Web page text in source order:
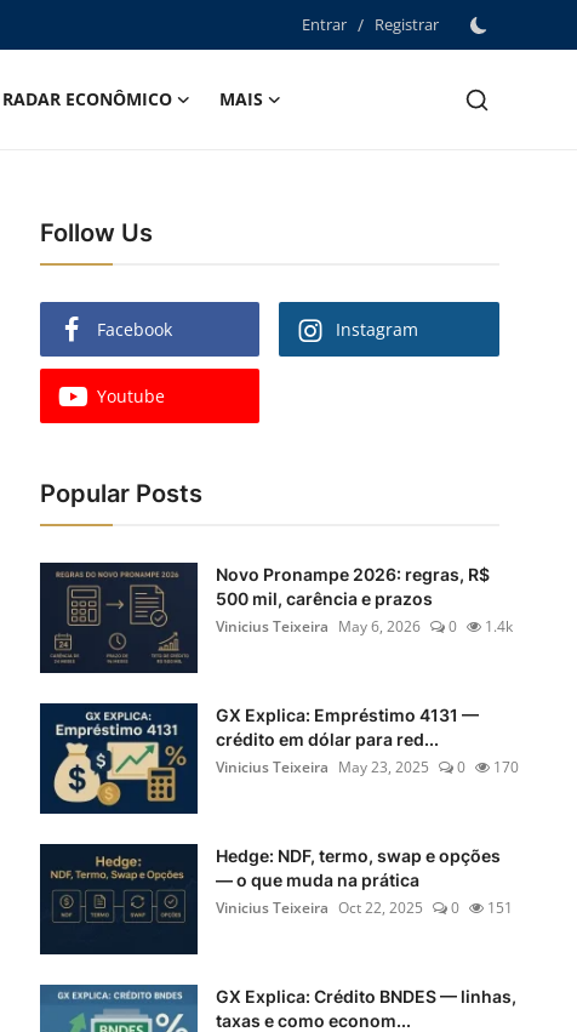
Entrar / Registrar
RADAR ECONÔMICO
MAIS
Follow Us
Facebook Instagram
Youtube
Popular Posts
Novo Pronampe 2026: regras, R$
500 mil, carência e prazos
Vinicius Teixeira May 6, 2026 0 1.4k
GX Explica: Empréstimo 4131 —
crédito em dólar para red...
Vinicius Teixeira May 23, 2025 0 170
Hedge: NDF, termo, swap e opções
— o que muda na prática
Vinicius Teixeira Oct 22, 2025 0 151
GX Explica: Crédito BNDES — linhas,
taxas e como econom...